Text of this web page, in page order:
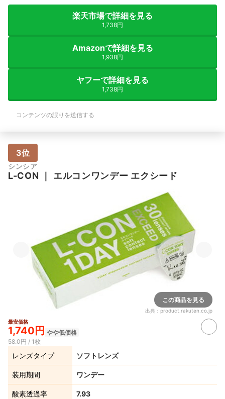
楽天市場で詳細を見る
1,738円
Amazonで詳細を見る
1,938円
ヤフーで詳細を見る
1,738円
コンテンツの誤りを送信する
3位
シンシア
L-CON ｜ エルコンワンデー エクシード
この商品を見る
出典： product.rakuten.co.jp
最安価格
1,740円 やや低価格
58.0円 / 1枚
レンズタイプ ソフトレンズ
装用期間 ワンデー
酸素透過率
7.93